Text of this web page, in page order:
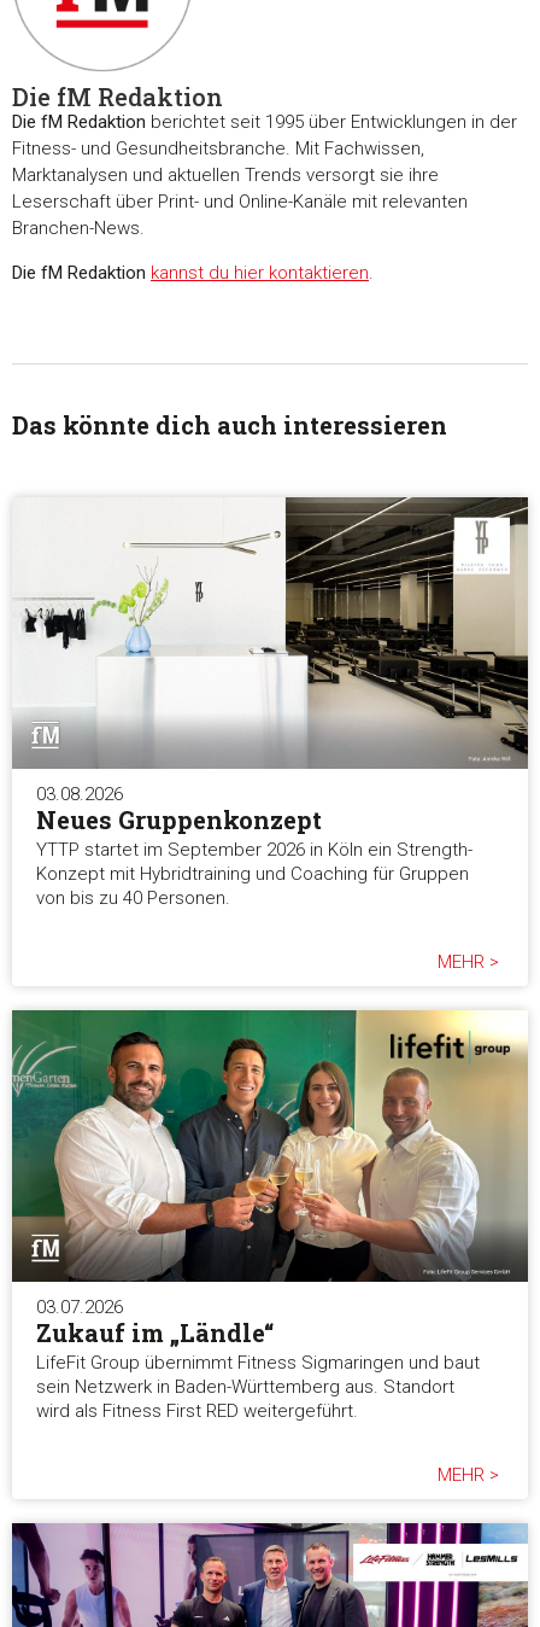
Die fM Redaktion
Die fM Redaktion berichtet seit 1995 über Entwicklungen in der
Fitness- und Gesundheitsbranche. Mit Fachwissen,
Marktanalysen und aktuellen Trends versorgt sie ihre
Leserschaft über Print- und Online-Kanäle mit relevanten
Branchen-News.
Die fM Redaktion kannst du hier kontaktieren.
Das könnte dich auch interessieren
03.08.2026
Neues Gruppenkonzept
YTTP startet im September 2026 in Köln ein Strength-
Konzept mit Hybridtraining und Coaching für Gruppen
von bis zu 40 Personen.
MEHR >
03.07.2026
Zukauf im „Ländle“
LifeFit Group übernimmt Fitness Sigmaringen und baut
sein Netzwerk in Baden-Württemberg aus. Standort
wird als Fitness First RED weitergeführt.
MEHR >